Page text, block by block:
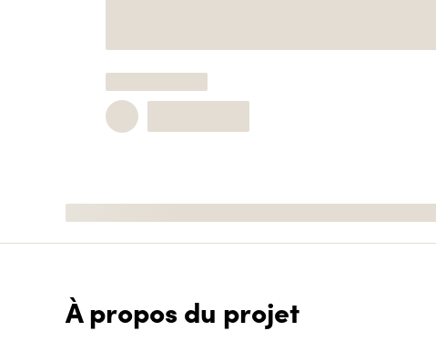
À propos du projet